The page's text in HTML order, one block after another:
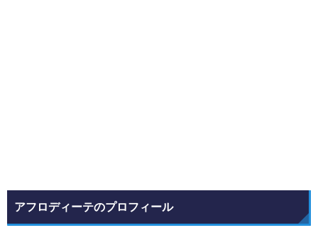
アフロディーテのプロフィール